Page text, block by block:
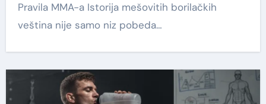
Pravila MMA-a Istorija mešovitih borilačkih
veština nije samo niz pobeda…